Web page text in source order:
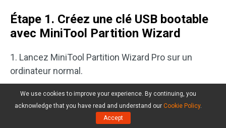
Étape 1. Créez une clé USB bootable
avec MiniTool Partition Wizard
1. Lancez MiniTool Partition Wizard Pro sur un
ordinateur normal.
2. Cliquez surBootable Mediadans la barre d’outils
supérieure.
We use cookies to improve your experience. By continuing, you
acknowledge that you have read and understand our Cookie Policy.
Accept